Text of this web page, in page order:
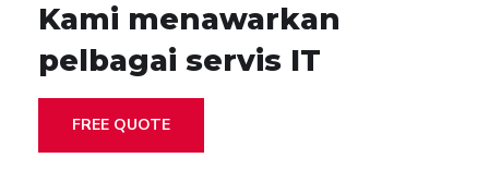
Kami menawarkan
pelbagai servis IT
FREE QUOTE